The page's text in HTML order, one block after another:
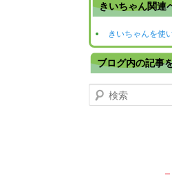
きいちゃん関連
きいちゃんを使
ブログ内の記事
検索